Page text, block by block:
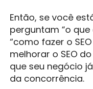
Então, se você
perguntam “o que
“como fazer o
melhorar o SEO
que seu negócio
da concorrência.